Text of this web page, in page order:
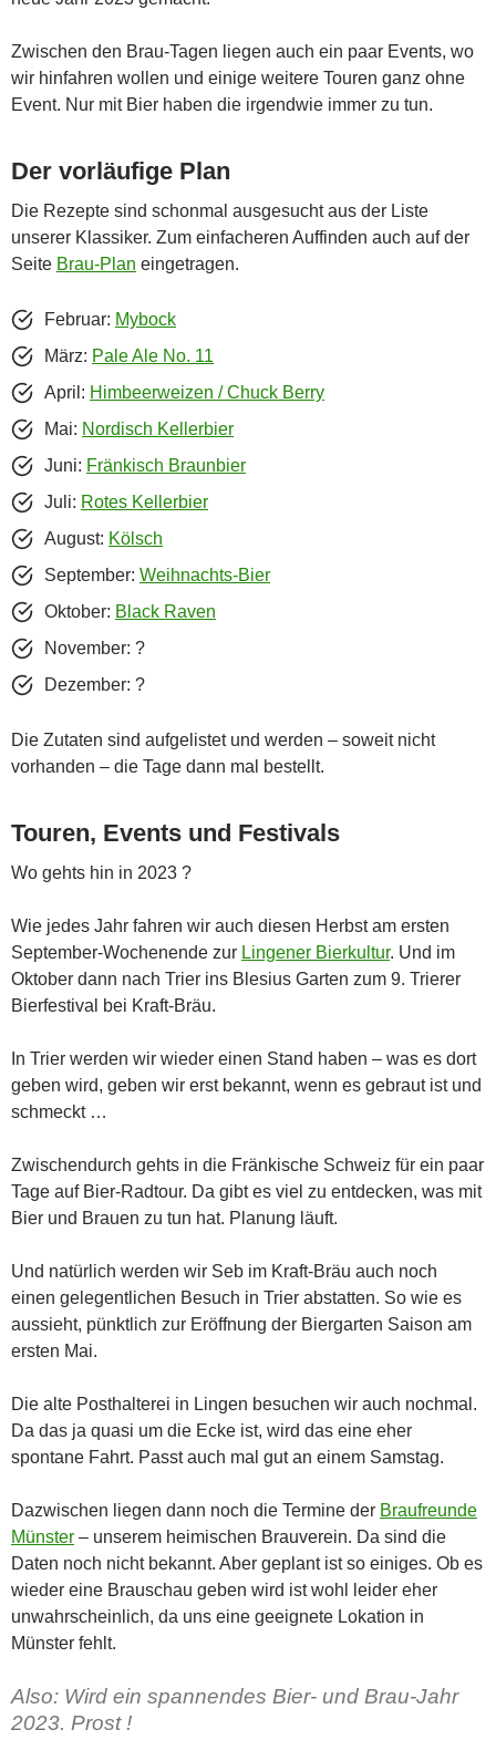
Zwischen den Brau-Tagen liegen auch ein paar Events, wo
wir hinfahren wollen und einige weitere Touren ganz ohne
Event. Nur mit Bier haben die irgendwie immer zu tun.
Der vorläufige Plan
Die Rezepte sind schonmal ausgesucht aus der Liste
unserer Klassiker. Zum einfacheren Auffinden auch auf der
Seite Brau-Plan eingetragen.
Februar: Mybock
März: Pale Ale No. 11
April: Himbeerweizen / Chuck Berry
Mai: Nordisch Kellerbier
Juni: Fränkisch Braunbier
Juli: Rotes Kellerbier
August: Kölsch
September: Weihnachts-Bier
Oktober: Black Raven
November: ?
Dezember: ?
Die Zutaten sind aufgelistet und werden – soweit nicht
vorhanden – die Tage dann mal bestellt.
Touren, Events und Festivals
Wo gehts hin in 2023 ?
Wie jedes Jahr fahren wir auch diesen Herbst am ersten
September-Wochenende zur Lingener Bierkultur. Und im
Oktober dann nach Trier ins Blesius Garten zum 9. Trierer
Bierfestival bei Kraft-Bräu.
In Trier werden wir wieder einen Stand haben – was es dort
geben wird, geben wir erst bekannt, wenn es gebraut ist und
schmeckt …
Zwischendurch gehts in die Fränkische Schweiz für ein paar
Tage auf Bier-Radtour. Da gibt es viel zu entdecken, was mit
Bier und Brauen zu tun hat. Planung läuft.
Und natürlich werden wir Seb im Kraft-Bräu auch noch
einen gelegentlichen Besuch in Trier abstatten. So wie es
aussieht, pünktlich zur Eröffnung der Biergarten Saison am
ersten Mai.
Die alte Posthalterei in Lingen besuchen wir auch nochmal.
Da das ja quasi um die Ecke ist, wird das eine eher
spontane Fahrt. Passt auch mal gut an einem Samstag.
Dazwischen liegen dann noch die Termine der Braufreunde
Münster – unserem heimischen Brauverein. Da sind die
Daten noch nicht bekannt. Aber geplant ist so einiges. Ob es
wieder eine Brauschau geben wird ist wohl leider eher
unwahrscheinlich, da uns eine geeignete Lokation in
Münster fehlt.
Also: Wird ein spannendes Bier- und Brau-Jahr
2023. Prost !